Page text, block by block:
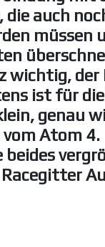
die auch
müssen
wichtig,
ist für
genau
Atom 4.
beides